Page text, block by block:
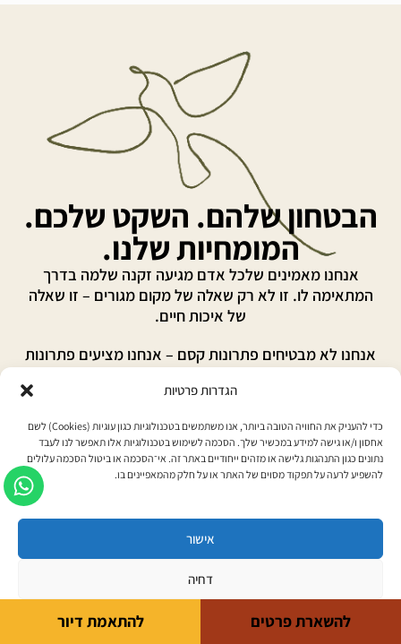
הגדרות פרטיות
כדי להעניק את החוויה הטובה ביותר, אנו משתמשים בטכנולוגיות כגון עוגיות (Cookies) לשם
אחסון ו/או גישה למידע במכשיר שלך. הסכמה לשימוש בטכנולוגיות אלו תאפשר לנו לעבד
נתונים כגון התנהגות גלישה או מזהים ייחודיים באתר זה. אי־הסכמה או ביטול הסכמה עלולים
להשפיע לרעה על תפקוד מסוים של האתר או על חלק מהמאפיינים בו.
אישור
דחיה
הבטחון שלהם. השקט שלכם.
המומחיות שלנו.
אנחנו מאמינים שלכל אדם מגיעה זקנה שלמה בדרך
המתאימה לו. זו לא רק שאלה של מקום מגורים – זו שאלה
של איכות חיים.
אנחנו לא מבטיחים פתרונות קסם – אנחנו מציעים פתרונות
סטנדרט גולד פקטור לדירוג בתי אבות ששם את הדייר
ומשפחתו במרכז וטכנולוגיה שמחברת את הכל , נלווה אתכם
בדרך לבחירה המדויקת ביותר
להשארת פרטים להתאמת דיור